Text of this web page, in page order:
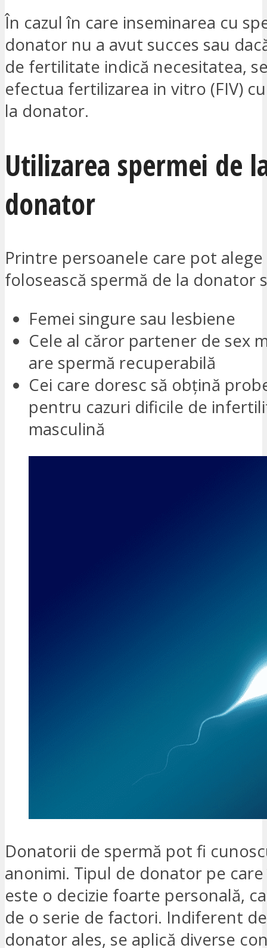
În cazul în care inseminarea cu
donator nu a avut succes sau
de fertilitate indică necesitatea,
efectua fertilizarea in vitro (FIV)
la donator.
Utilizarea spermei de
donator
Printre persoanele care pot alege
folosească spermă de la donator
Femei singure sau lesbiene
Cele al căror partener de sex
are spermă recuperabilă
Cei care doresc să obțină
pentru cazuri dificile de
masculină
Donatorii de spermă pot fi
anonimi. Tipul de donator pe
este o decizie foarte personală,
de o serie de factori. Indiferent
donator ales, se aplică diverse